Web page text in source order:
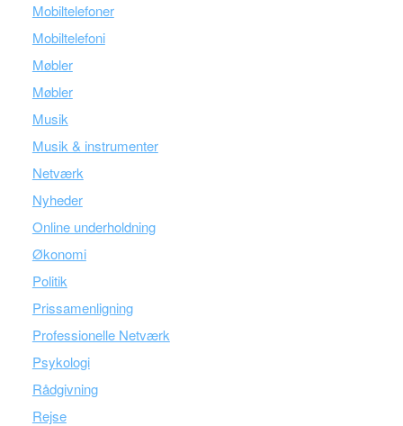
Mobiltelefoner
Mobiltelefoni
Møbler
Møbler
Musik
Musik & instrumenter
Netværk
Nyheder
Online underholdning
Økonomi
Politik
Prissamenligning
Professionelle Netværk
Psykologi
Rådgivning
Rejse